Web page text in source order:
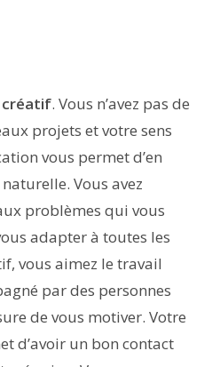
créatif. Vous n’avez pas de
projets et votre sens
vous permet d’en
Vous avez
problèmes qui vous
adapter à toutes les
vous aimez le travail
par des personnes
de vous motiver. Votre
d’avoir un bon contact